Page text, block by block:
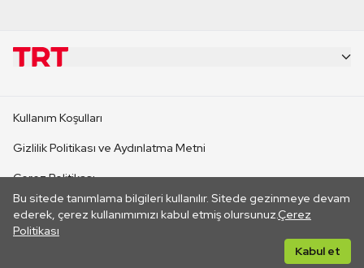
Bu sitede tanımlama bilgileri kullanılır. Sitede gezinmeye devam
ederek, çerez kullanımımızı kabul etmiş olursunuz.Çerez
Politikası
Kabul et
CANLI YAYINLAR
Kullanım Koşulları
Gizlilik Politikası ve Aydınlatma Metni
Çerez Politikası
İletişim
Her hakkı saklıdır. ©2026 TRT. Bağlantı yoluyla gidilen dış